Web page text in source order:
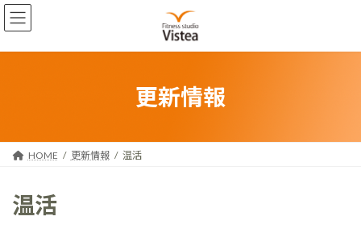
コ
ン
ン
ナ
ビ
ー
更新情報
HOME 更新情報 温活
温活